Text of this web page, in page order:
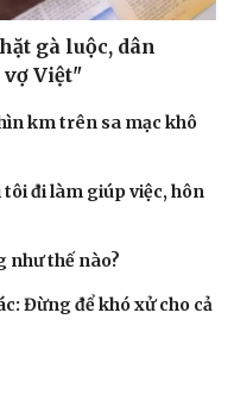
gà luộc, dân
Việt"
km trên sa mạc khô
đi làm giúp việc, hôn
như thế nào?
Đừng để khó xử cho cả